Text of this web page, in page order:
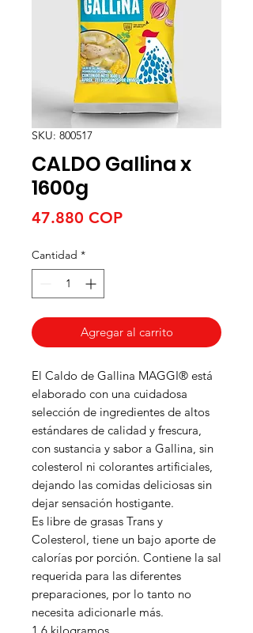
SKU: 800517
CALDO Gallina x
1600g
47.880 COPPrecio
Cantidad *
Agregar al carrito
El Caldo de Gallina MAGGI® está
elaborado con una cuidadosa
selección de ingredientes de altos
estándares de calidad y frescura,
con sustancia y sabor a Gallina, sin
colesterol ni colorantes artificiales,
dejando las comidas deliciosas sin
dejar sensación hostigante.
Es libre de grasas Trans y
Colesterol, tiene un bajo aporte de
calorías por porción. Contiene la sal
requerida para las diferentes
preparaciones, por lo tanto no
necesita adicionarle más.